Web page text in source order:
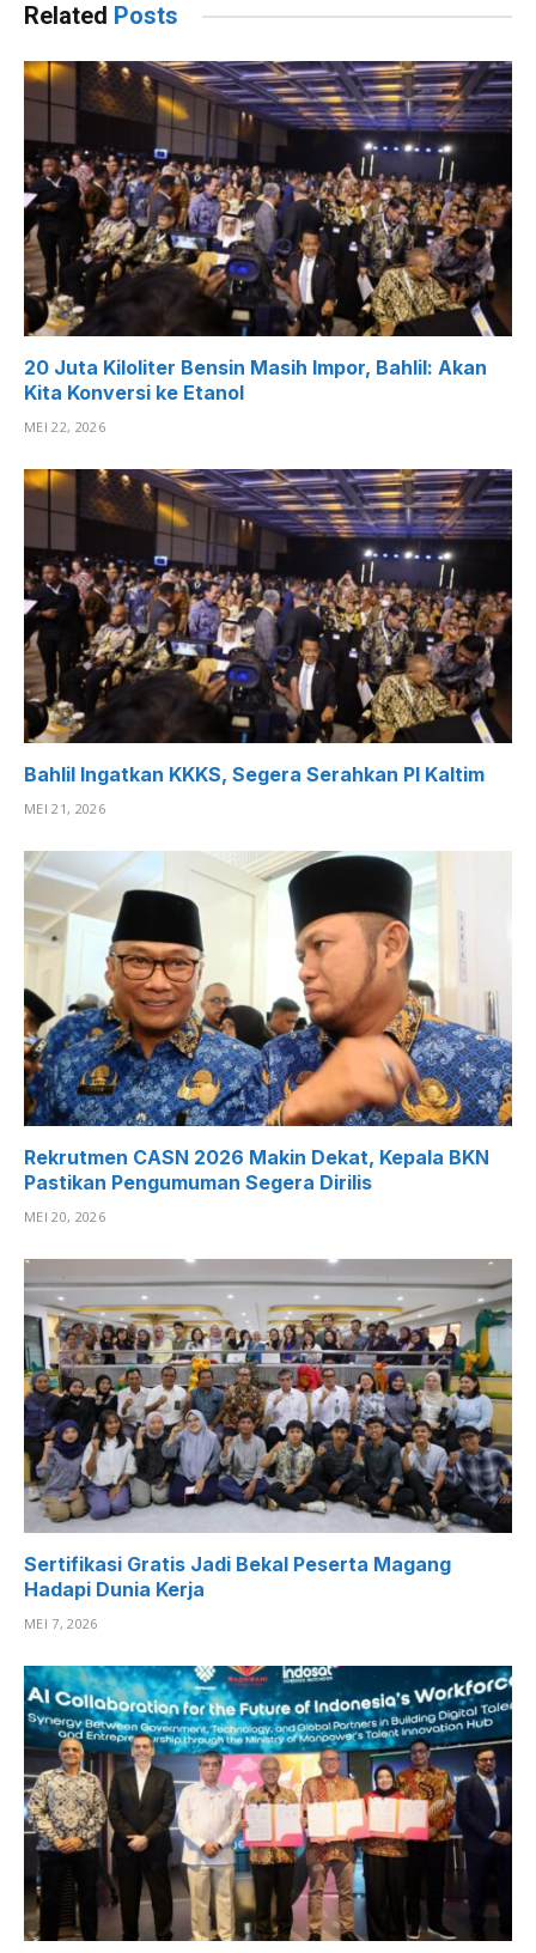
Related Posts
20 Juta Kiloliter Bensin Masih Impor, Bahlil: Akan
Kita Konversi ke Etanol
MEI 22, 2026
Bahlil Ingatkan KKKS, Segera Serahkan PI Kaltim
MEI 21, 2026
Rekrutmen CASN 2026 Makin Dekat, Kepala BKN
Pastikan Pengumuman Segera Dirilis
MEI 20, 2026
Sertifikasi Gratis Jadi Bekal Peserta Magang
Hadapi Dunia Kerja
MEI 7, 2026